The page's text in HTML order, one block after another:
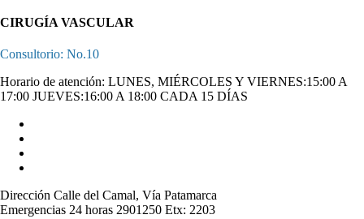
CIRUGÍA VASCULAR
Consultorio: No.10
Horario de atención: LUNES, MIÉRCOLES Y VIERNES:15:00 A
17:00 JUEVES:16:00 A 18:00 CADA 15 DÍAS
Dirección Calle del Camal, Vía Patamarca
Emergencias 24 horas 2901250 Etx: 2203